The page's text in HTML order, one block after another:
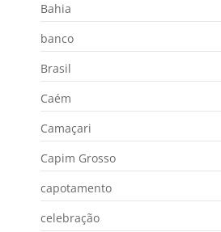
Bahia
banco
Brasil
Caém
Camaçari
Capim Grosso
capotamento
celebração